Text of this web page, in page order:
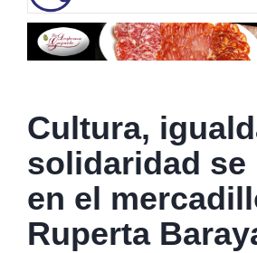
Cultura,
solidaridad se
en el
Ruperta